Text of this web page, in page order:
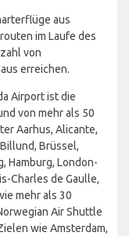
aus
im Laufe des
von
erreichen.
Airport ist die
von mehr als 50
Aarhus, Alicante,
Brüssel,
Hamburg, London-
Charles de Gaulle,
mehr als 30
Air Shuttle
wie Amsterdam,